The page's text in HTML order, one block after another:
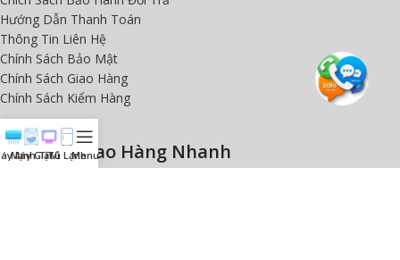
Hướng Dẫn Thanh Toán
Thông Tin Liên Hệ
Chính Sách Bảo Mật
Chính Sách Giao Hàng
Chính Sách Kiểm Hàng
Khu Vực Giao Hàng Nhanh
lạnh
Máy Giặt
Ti ViTủ LạnhMenu